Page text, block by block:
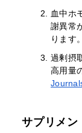
血中ホ
謝異常
ります。
過剰摂
高用量
サプリメン